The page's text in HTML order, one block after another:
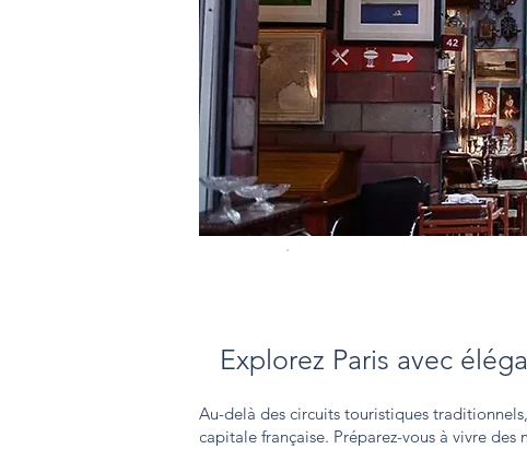
Explorez Paris avec
Au-delà des circuits touristiques
capitale française. Préparez-vous à vivre